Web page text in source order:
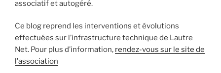
associatif et autogéré.
Ce blog reprend les interventions et évolutions
effectuées sur l’infrastructure technique de Lautre
Net. Pour plus d’information, rendez-vous sur le site de
l’association